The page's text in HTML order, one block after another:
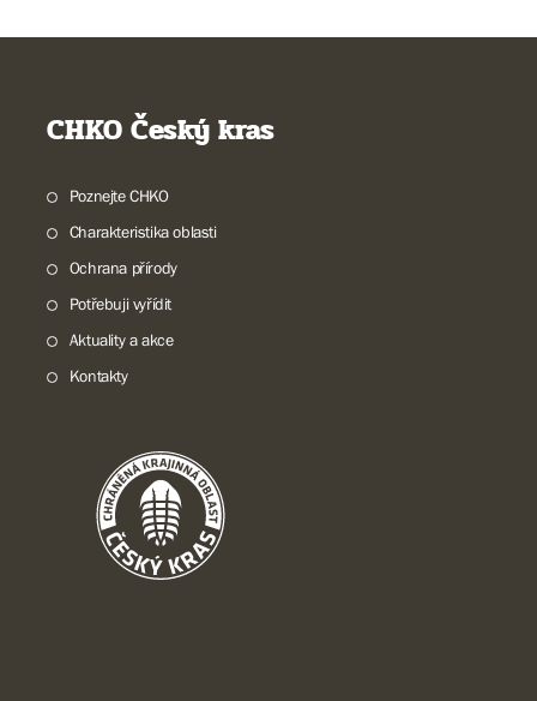
CHKO Český kras
Poznejte CHKO
Charakteristika oblasti
Ochrana přírody
Potřebuji vyřídit
Aktuality a akce
Kontakty